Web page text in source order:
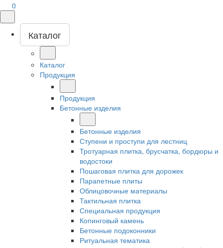
0
Каталог
Каталог
Продукция
Продукция
Бетонные изделия
Бетонные изделия
Ступени и проступи для лестниц
Тротуарная плитка, брусчатка, бордюры и
водостоки
Пошаговая плитка для дорожек
Парапетные плиты
Облицовочные материалы
Тактильная плитка
Специальная продукция
Копинговый камень
Бетонные подоконники
Ритуальная тематика